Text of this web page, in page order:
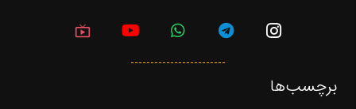
live_tv
برچسب‌ها